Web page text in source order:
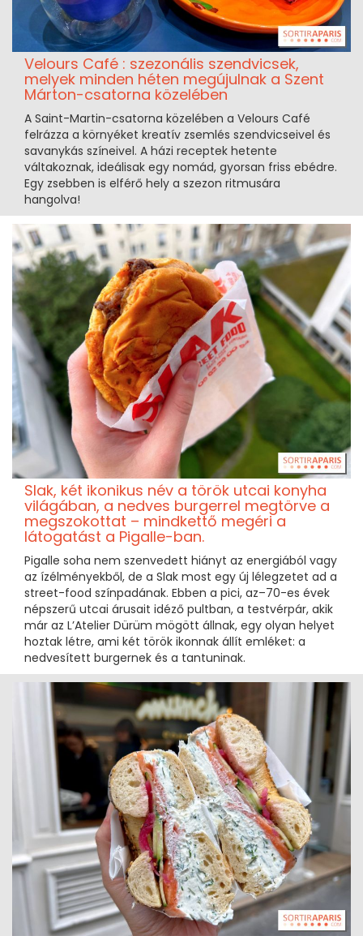
Velours Café : szezonális szendvicsek,
melyek minden héten megújulnak a Szent
Márton-csatorna közelében
A Saint-Martin-csatorna közelében a Velours Café
felrázza a környéket kreatív zsemlés szendvicseivel és
savanykás színeivel. A házi receptek hetente
váltakoznak, ideálisak egy nomád, gyorsan friss ebédre.
Egy zsebben is elférő hely a szezon ritmusára
hangolva!
Slak, két ikonikus név a török utcai konyha
világában, a nedves burgerrel megtörve a
megszokottat – mindkettő megéri a
látogatást a Pigalle-ban.
Pigalle soha nem szenvedett hiányt az energiából vagy
az ízélményekből, de a Slak most egy új lélegzetet ad a
street-food színpadának. Ebben a pici, az–70-es évek
népszerű utcai árusait idéző pultban, a testvérpár, akik
már az L’Atelier Dürüm mögött állnak, egy olyan helyet
hoztak létre, ami két török ikonnak állít emléket: a
nedvesített burgernek és a tantuninak.